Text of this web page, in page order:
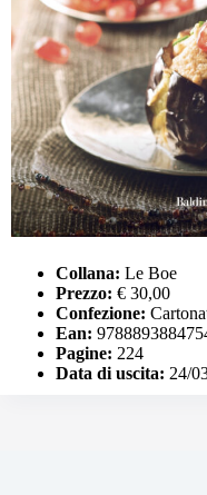
Collana: Le Boe
Prezzo: € 30,00
Confezione:
Ean:
Pagine: 224
Data di uscita: 24/